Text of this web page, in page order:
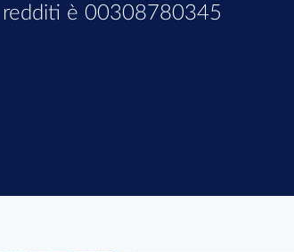
redditi è 00308780345